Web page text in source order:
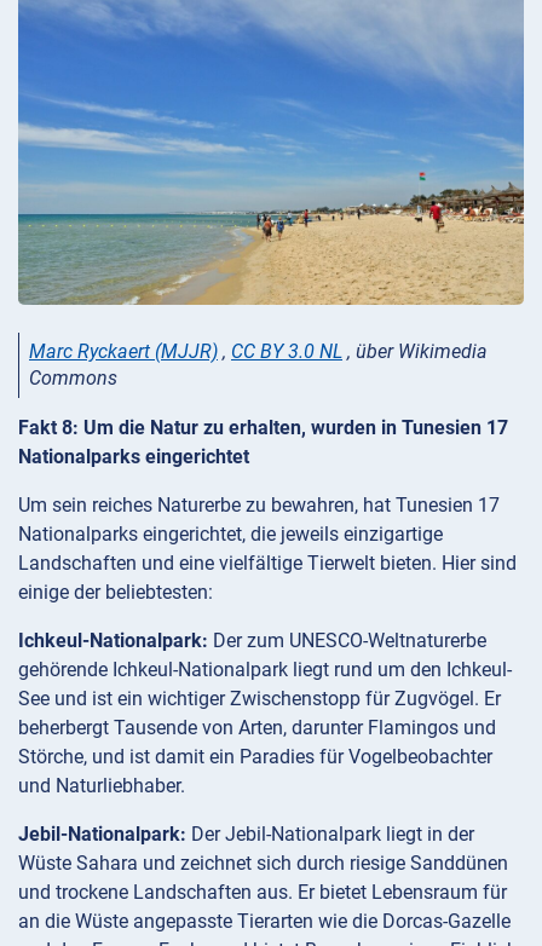
Marc Ryckaert (MJJR) , CC BY 3.0 NL , über Wikimedia
Commons
Fakt 8: Um die Natur zu erhalten, wurden in Tunesien 17
Nationalparks eingerichtet
Um sein reiches Naturerbe zu bewahren, hat Tunesien 17
Nationalparks eingerichtet, die jeweils einzigartige
Landschaften und eine vielfältige Tierwelt bieten. Hier sind
einige der beliebtesten:
Ichkeul-Nationalpark: Der zum UNESCO-Weltnaturerbe
gehörende Ichkeul-Nationalpark liegt rund um den Ichkeul-
See und ist ein wichtiger Zwischenstopp für Zugvögel. Er
beherbergt Tausende von Arten, darunter Flamingos und
Störche, und ist damit ein Paradies für Vogelbeobachter
und Naturliebhaber.
Jebil-Nationalpark: Der Jebil-Nationalpark liegt in der
Wüste Sahara und zeichnet sich durch riesige Sanddünen
und trockene Landschaften aus. Er bietet Lebensraum für
an die Wüste angepasste Tierarten wie die Dorcas-Gazelle